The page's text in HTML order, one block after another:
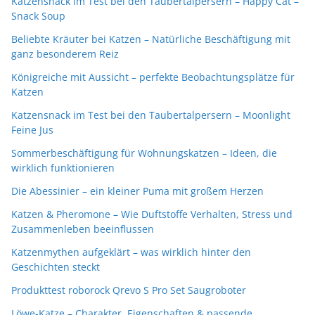
Snack Soup
Beliebte Kräuter bei Katzen – Natürliche Beschäftigung mit
ganz besonderem Reiz
Königreiche mit Aussicht – perfekte Beobachtungsplätze für
Katzen
Katzensnack im Test bei den Taubertalpersern – Moonlight
Feine Jus
Sommerbeschäftigung für Wohnungskatzen – Ideen, die
wirklich funktionieren
Die Abessinier – ein kleiner Puma mit großem Herzen
Katzen & Pheromone – Wie Duftstoffe Verhalten, Stress und
Zusammenleben beeinflussen
Katzenmythen aufgeklärt – was wirklich hinter den
Geschichten steckt
Produkttest roborock Qrevo S Pro Set Saugroboter